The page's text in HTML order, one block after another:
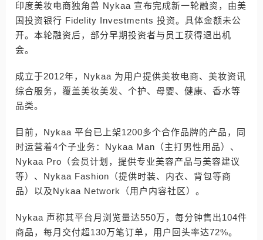
印度美妆电商独角兽 Nykaa 宣布完成新一轮融资，由美
国投资银行 Fidelity Investments 投资。具体金额未公
开。本轮融资后，部分早期投资者与员工获得退出机
会。
成立于2012年，Nykaa 为用户提供美妆电商、美妆资讯
综合服务，覆盖美妆美发、个护、母婴、健康、香水等
品类。
目前，Nykaa 平台已上架1200多个合作品牌的产品，同
时运营着4个子业务：Nykaa Man（主打男性用品）、
Nykaa Pro（会员计划，提供专业美容产品与美容建议
等）、Nykaa Fashion（提供时装、内衣、背包等商
品）以及Nykaa Network（用户内容社区）。
Nykaa 声称其平台月浏览量达550万，每分钟售出104件
商品，每月交付超130万笔订单，用户回头率达72%。